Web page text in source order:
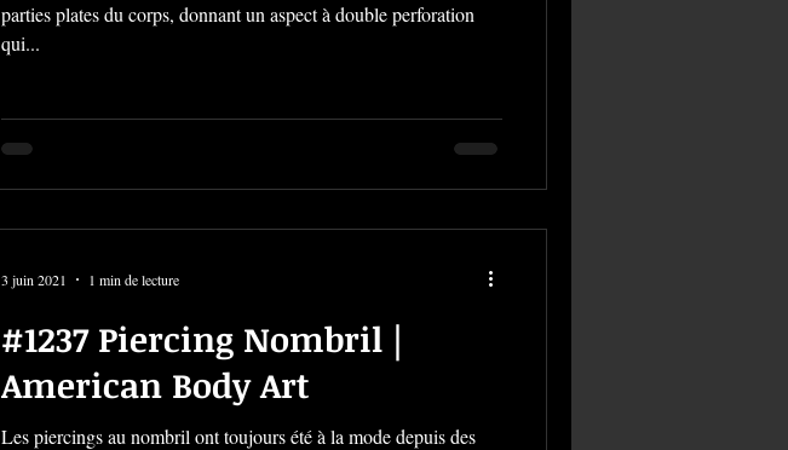
parties plates du corps, donnant un aspect à double perforation
qui...
#1237 Piercing Nombril |
American Body Art
Les piercings au nombril ont toujours été à la mode depuis des
3 juin 2021 1 min de lecture